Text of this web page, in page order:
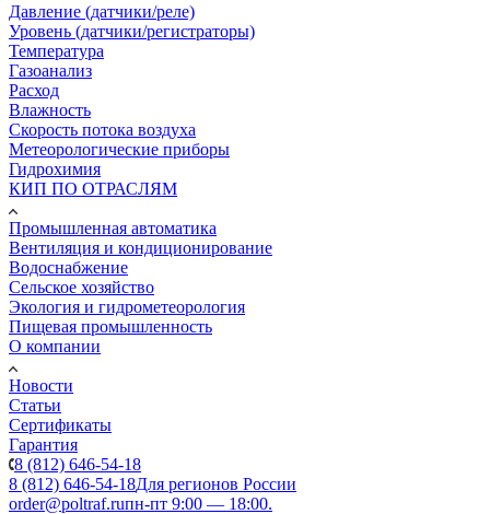
Давление (датчики/реле)
Уровень (датчики/регистраторы)
Температура
Газоанализ
Расход
Влажность
Скорость потока воздуха
Метеорологические приборы
Гидрохимия
КИП ПО ОТРАСЛЯМ
Промышленная автоматика
Вентиляция и кондиционирование
Водоснабжение
Сельское хозяйство
Экология и гидрометеорология
Пищевая промышленность
О компании
Новости
Статьи
Сертификаты
Гарантия
8 (812) 646-54-18
8 (812) 646-54-18Для регионов России
order@poltraf.ruпн-пт 9:00 — 18:00.